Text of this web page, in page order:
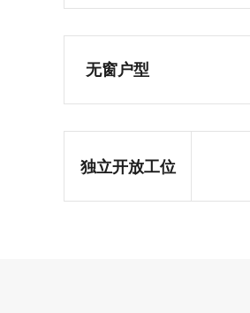
无窗户型
独立开放工位